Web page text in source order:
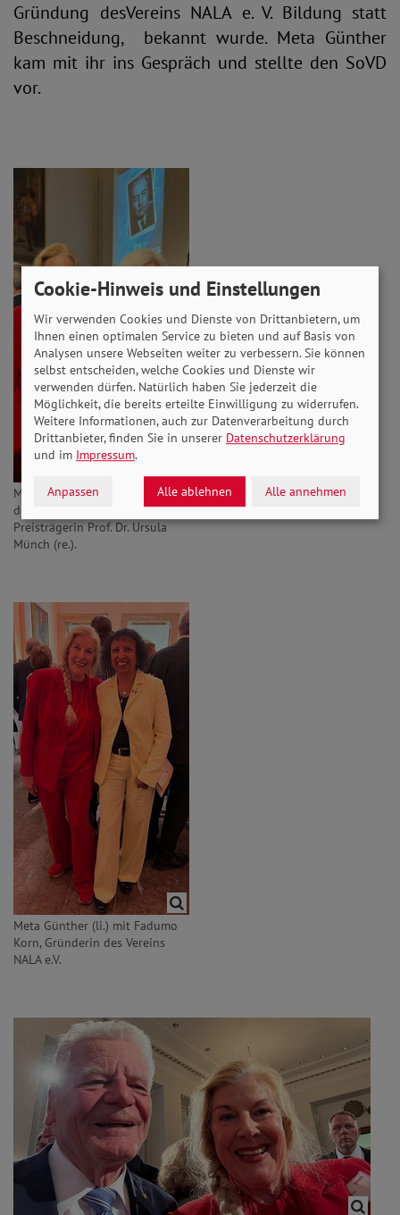
Gründung desVereins NALA e. V. Bildung statt
Beschneidung, bekannt wurde. Meta Günther
kam mit ihr ins Gespräch und stellte den SoVD
vor.
Meta Günther mit der
diesjährigen Wilhelm-Hoegner-
Preisträgerin Prof. Dr. Ursula
Münch (re.).
Meta Günther (li.) mit Fadumo
Korn, Gründerin des Vereins
NALA e.V.
Cookie-Hinweis und Einstellungen
Wir verwenden Cookies und Dienste von Drittanbietern, um
Ihnen einen optimalen Service zu bieten und auf Basis von
Analysen unsere Webseiten weiter zu verbessern. Sie können
selbst entscheiden, welche Cookies und Dienste wir
verwenden dürfen. Natürlich haben Sie jederzeit die
Möglichkeit, die bereits erteilte Einwilligung zu widerrufen.
Weitere Informationen, auch zur Datenverarbeitung durch
Drittanbieter, finden Sie in unserer Datenschutzerklärung
und im Impressum.
Anpassen Alle ablehnen Alle annehmen